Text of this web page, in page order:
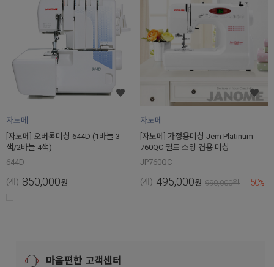
자노메
[자노메] 오버록미싱 644D (1바늘 3
색/2바늘 4색)
644D
(개) 850,000원
자노메
[자노메] 가정용미싱 Jem Platinum
760QC 퀼트 소잉 겸용 미싱
JP760QC
(개) 495,000원 990,000원 50%
마음편한 고객센터